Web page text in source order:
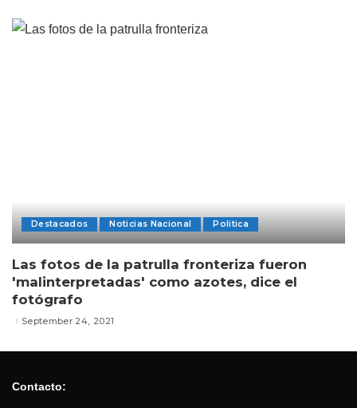
Destacados Noticias Nacional Politica
Las fotos de la patrulla fronteriza fueron
'malinterpretadas' como azotes, dice el
fotógrafo
September 24, 2021
Contacto: